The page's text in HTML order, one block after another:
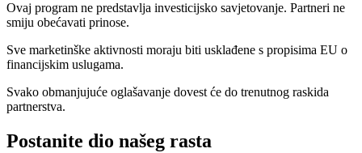
Ovaj program ne predstavlja investicijsko savjetovanje. Partneri ne
smiju obećavati prinose.
Sve marketinške aktivnosti moraju biti usklađene s propisima EU o
financijskim uslugama.
Svako obmanjujuće oglašavanje dovest će do trenutnog raskida
partnerstva.
Postanite dio našeg rasta